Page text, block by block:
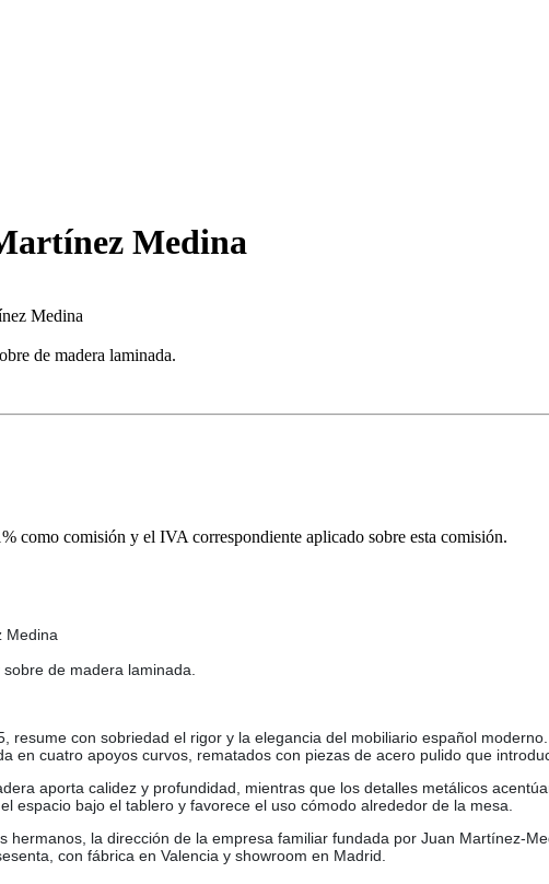
Medina
Medina
de madera laminada.
como comisión y el IVA correspondiente aplicado sobre esta comisión.
Medina
de madera laminada.
resume con sobriedad el rigor y la elegancia del mobiliario español
en cuatro apoyos curvos, rematados con piezas de acero pulido que
aporta calidez y profundidad, mientras que los detalles metálicos
espacio bajo el tablero y favorece el uso cómodo alrededor de la mesa.
la dirección de la empresa familiar fundada por Juan Martínez-
con fábrica en Valencia y showroom en Madrid.